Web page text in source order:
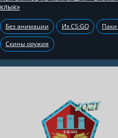
клык»
Без анимации Из CS:GO
Скины оружия